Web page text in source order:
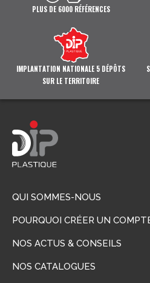
PLUS DE 6000 RÉFÉRENCES
IMPLANTATION NATIONALE 5 DÉPÔTS
SUR LE TERRITOIRE
QUI SOMMES-NOUS
POURQUOI CRÉER UN
NOS ACTUS & CONSEILS
NOS CATALOGUES